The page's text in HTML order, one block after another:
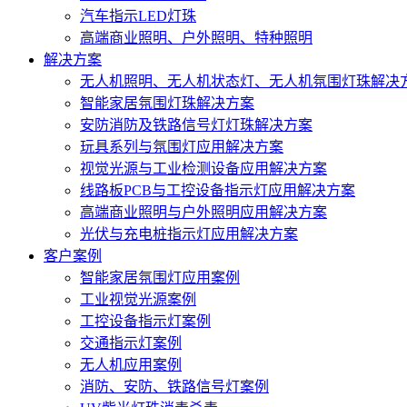
汽车指示LED灯珠
高端商业照明、户外照明、特种照明
解决方案
无人机照明、无人机状态灯、无人机氛围灯珠解决
智能家居氛围灯珠解决方案
安防消防及铁路信号灯灯珠解决方案
玩具系列与氛围灯应用解决方案
视觉光源与工业检测设备应用解决方案
线路板PCB与工控设备指示灯应用解决方案
高端商业照明与户外照明应用解决方案
光伏与充电桩指示灯应用解决方案
客户案例
智能家居氛围灯应用案例
工业视觉光源案例
工控设备指示灯案例
交通指示灯案例
无人机应用案例
消防、安防、铁路信号灯案例